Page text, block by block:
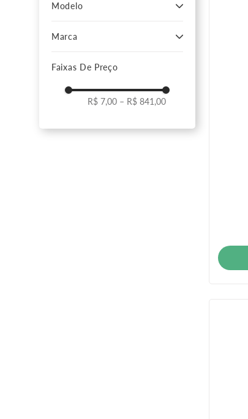
Honda
Modelo
S10
Montana
Astra
Trailblazer
Prisma
Marca
Koito
Faixas De Preço
R$ 7,00 – R$ 841,00